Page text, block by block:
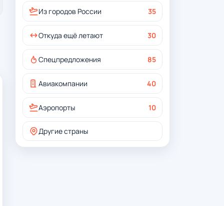
Из городов России 35
Откуда ещё летают 30
Спецпредложения 85
Авиакомпании 40
Аэропорты 10
Другие страны